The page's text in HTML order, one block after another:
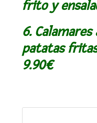
frito y
6.
patatas
9.90€